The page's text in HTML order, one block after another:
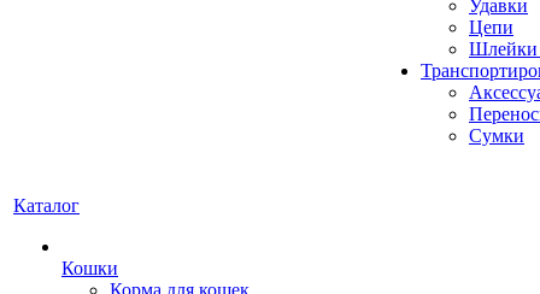
Удавки
Цепи
Шлейки
Сумки
Каталог
Кошки
Корма для кошек